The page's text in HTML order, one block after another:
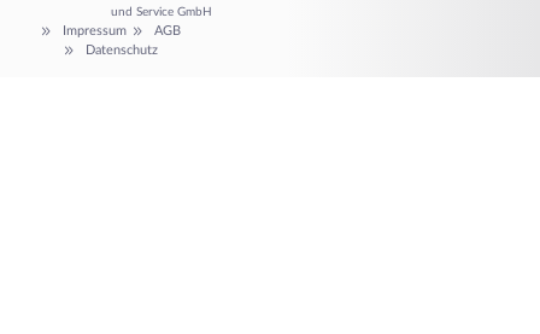
und Service GmbH
Impressum
AGB
Datenschutz